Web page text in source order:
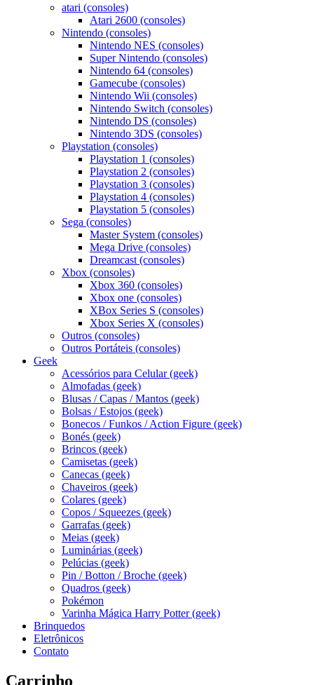
atari (consoles)
Atari 2600 (consoles)
Nintendo (consoles)
Nintendo NES (consoles)
Super Nintendo (consoles)
Nintendo 64 (consoles)
Gamecube (consoles)
Nintendo Wii (consoles)
Nintendo Switch (consoles)
Nintendo DS (consoles)
Nintendo 3DS (consoles)
Playstation (consoles)
Playstation 1 (consoles)
Playstation 2 (consoles)
Playstation 3 (consoles)
Playstation 4 (consoles)
Playstation 5 (consoles)
Sega (consoles)
Master System (consoles)
Mega Drive (consoles)
Dreamcast (consoles)
Xbox (consoles)
Xbox 360 (consoles)
Xbox one (consoles)
XBox Series S (consoles)
Xbox Series X (consoles)
Outros (consoles)
Outros Portáteis (consoles)
Geek
Acessórios para Celular (geek)
Almofadas (geek)
Blusas / Capas / Mantos (geek)
Bolsas / Estojos (geek)
Bonecos / Funkos / Action Figure (geek)
Bonés (geek)
Brincos (geek)
Camisetas (geek)
Canecas (geek)
Chaveiros (geek)
Colares (geek)
Copos / Squeezes (geek)
Garrafas (geek)
Meias (geek)
Luminárias (geek)
Pelúcias (geek)
Pin / Botton / Broche (geek)
Quadros (geek)
Pokémon
Varinha Mágica Harry Potter (geek)
Brinquedos
Eletrônicos
Contato
Carrinho